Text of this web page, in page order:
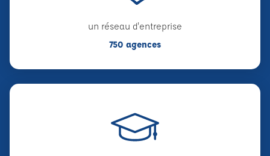
un réseau d'entreprise
750 agences